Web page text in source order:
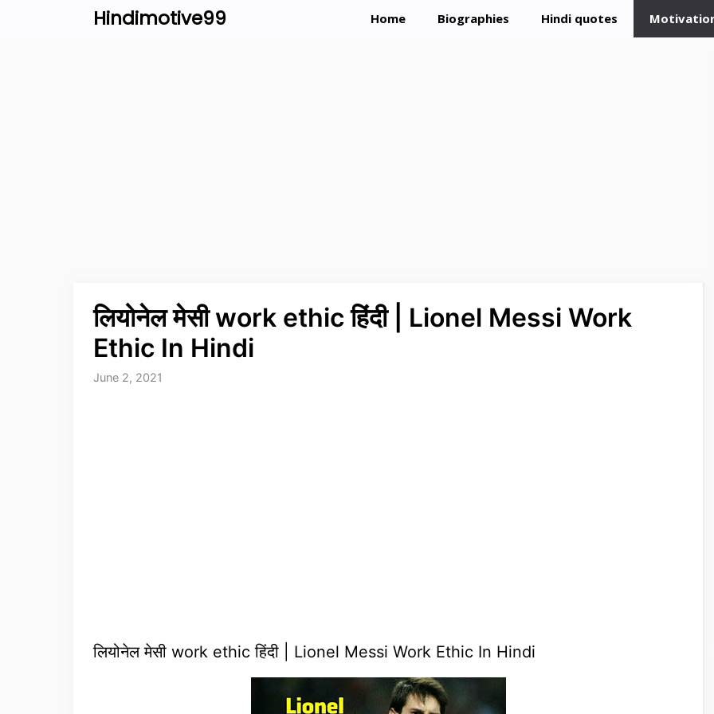
Hindimotive99 Home Biographies Hindi quotes
लियोनेल मेसी work ethic हिंदी | Lionel Messi Work
Ethic In Hindi
June 2, 2021
लियोनेल मेसी work ethic हिंदी | Lionel Messi Work Ethic In Hindi